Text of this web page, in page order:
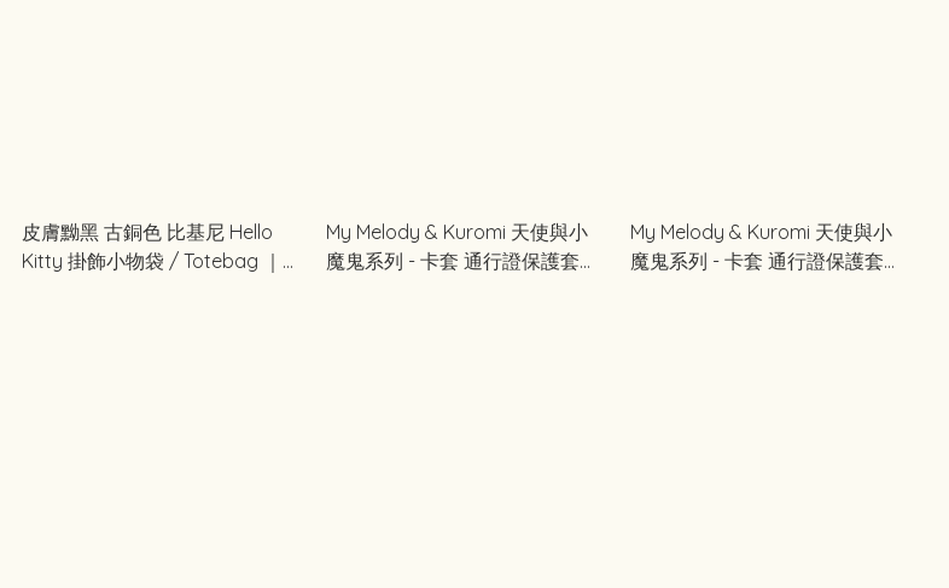
皮膚黝黑 古銅色 比基尼 Hello
Kitty 掛飾小物袋 / Totebag ｜
My Melody & Kuromi 天使與小
魔鬼系列 - 卡套 通行證保護套
My Melody & Kuromi 天使與小
魔鬼系列 - 卡套 通行證保護套